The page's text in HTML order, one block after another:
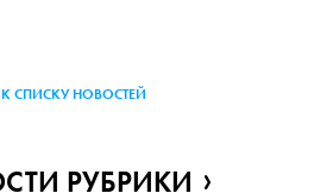
К СПИСКУ НОВОСТЕЙ
РУБРИКИ